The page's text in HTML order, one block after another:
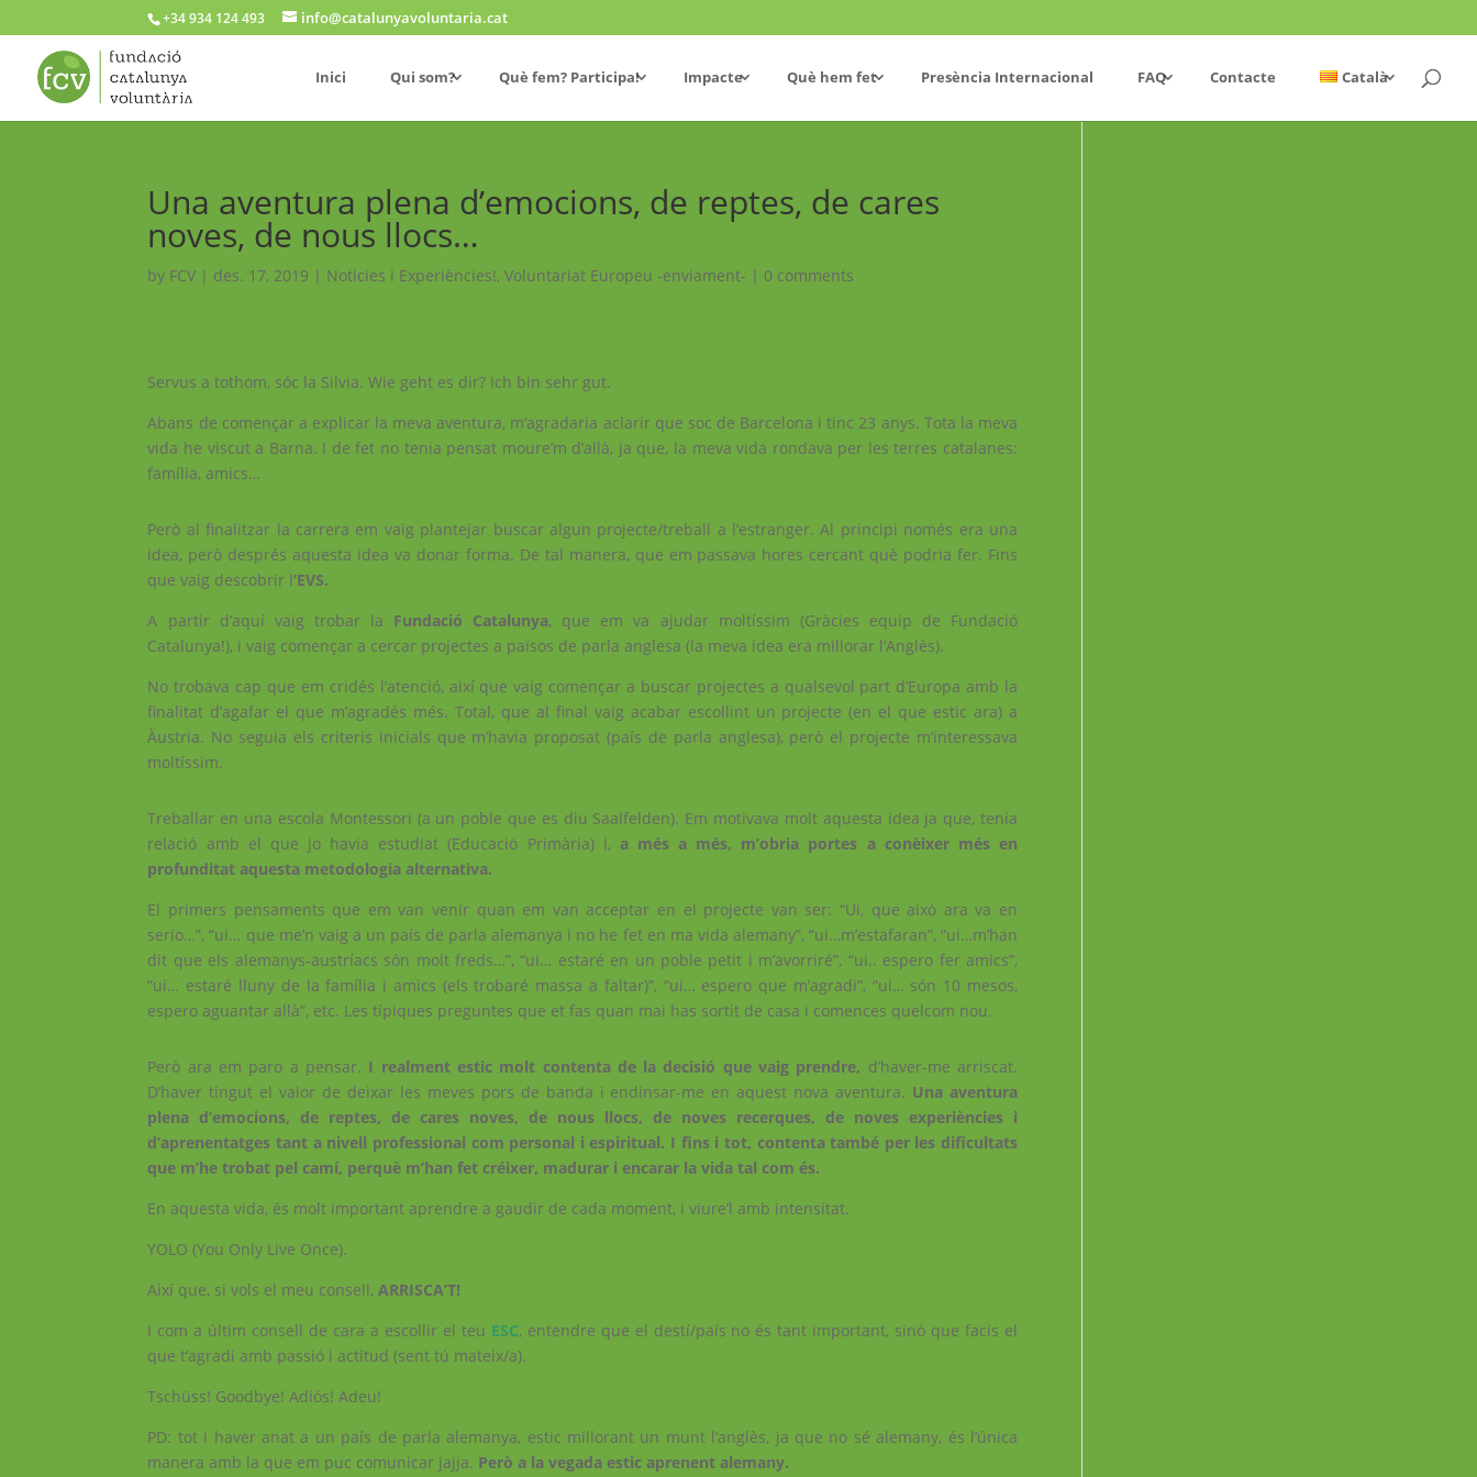
+34 934 124 493 info@catalunyavoluntaria.cat
Inici Qui som? Què fem? Participa! Impacte Què hem fet Presència Internacional FAQ Contacte Català
Una aventura plena d’emocions, de reptes, de cares
noves, de nous llocs…
by FCV | des. 17, 2019 | Noticies i Experiències!,Voluntariat Europeu -enviament- | 0 comments
Servus a tothom, sóc la Silvia. Wie geht es dir? Ich bin sehr gut.
Abans de començar a explicar la meva aventura, m’agradaria aclarir que soc de Barcelona i tinc 23 anys. Tota la meva
vida he viscut a Barna. I de fet no tenia pensat moure’m d’allà, ja que, la meva vida rondava per les terres catalanes:
família, amics…
Però al finalitzar la carrera em vaig plantejar buscar algun projecte/treball a l’estranger. Al principi només era una
idea, però després aquesta idea va donar forma. De tal manera, que em passava hores cercant què podria fer. Fins
que vaig descobrir l’EVS.
A partir d’aquí vaig trobar la Fundació Catalunya, que em va ajudar moltíssim (Gràcies equip de Fundació
Catalunya!), i vaig començar a cercar projectes a països de parla anglesa (la meva idea era millorar l’Anglès).
No trobava cap que em cridés l’atenció, així que vaig començar a buscar projectes a qualsevol part d’Europa amb la
finalitat d’agafar el que m’agradés més. Total, que al final vaig acabar escollint un projecte (en el que estic ara) a
Àustria. No seguia els criteris inicials que m’havia proposat (país de parla anglesa), però el projecte m’interessava
moltíssim.
Treballar en una escola Montessori (a un poble que es diu Saalfelden). Em motivava molt aquesta idea ja que, tenia
relació amb el que jo havia estudiat (Educació Primària) i,a més a més, m’obria portes a conèixer més en
profunditat aquesta metodologia alternativa.
El primers pensaments que em van venir quan em van acceptar en el projecte van ser: “Ui, que això ara va en
serio…”, “ui… que me’n vaig a un país de parla alemanya i no he fet en ma vida alemany”, “ui…m’estafaran”, “ui…m’han
dit que els alemanys-austríacs són molt freds…”, “ui… estaré en un poble petit i m’avorriré”, “ui.. espero fer amics”,
“ui… estaré lluny de la família i amics (els trobaré massa a faltar)”, “ui… espero que m’agradi”, “ui… són 10 mesos,
espero aguantar allà”, etc. Les típiques preguntes que et fas quan mai has sortit de casa i comences quelcom nou.
Però ara em paro a pensar. I realment estic molt contenta de la decisió que vaig prendre, d’haver-me arriscat.
D’haver tingut el valor de deixar les meves pors de banda i endinsar-me en aquest nova aventura. Una aventura
plena d’emocions, de reptes, de cares noves, de nous llocs, de noves recerques, de noves experiències i
d’aprenentatges tant a nivell professional com personal i espiritual. I fins i tot, contenta també per les dificultats
que m’he trobat pel camí, perquè m’han fet créixer, madurar i encarar la vida tal com és.
En aquesta vida, és molt important aprendre a gaudir de cada moment, i viure’l amb intensitat.
YOLO (You Only Live Once).
Així que, si vols el meu consell, ARRISCA’T!
I com a últim consell de cara a escollir el teu ESC, entendre que el destí/país no és tant important, sinó que facis el
que t’agradi amb passió i actitud (sent tú mateix/a).
Tschüss! Goodbye! Adiós! Adeu!
PD: tot i haver anat a un país de parla alemanya, estic millorant un munt l’anglès, ja que no sé alemany, és l’única
manera amb la que em puc comunicar jajja. Però a la vegada estic aprenent alemany.